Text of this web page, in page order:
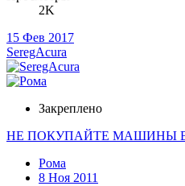
2K
15 Фев 2017
SeregAcura
Закреплено
НЕ ПОКУПАЙТЕ МАШИНЫ В
Рома
8 Ноя 2011